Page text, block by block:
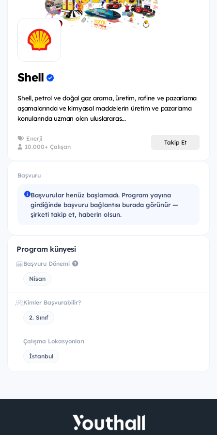
yer alabilirsin. Bunlarla beraber kişisel gelişim
yolculuğuna da değer katmayı hedeflediğimiz için;
liderlerimizle tea-talk oturumları, interaktif bir şekilde
yer alacağın kişisel gelişim seansları, global fırsat ve
deneyimlerin aktarılacağı oturumlar da Summer
Nasıl katılım gösterebilirsiniz?
Program katılımcısı olmak isteyen 1 ve 2.sınıf
arkadaşlarımız, İlkbahar döneminde Youthall
üzerinden başvuruda bulunabilir.
Shell
Shell, petrol ve doğal gaz arama, üretim, rafine ve pazarlama
aşamalarında ve kimyasal maddelerin üretim ve pazarlama
konularında uzman olan uluslararas...
Enerji
10.000+ Çalışan
Takip Et
Başvuru
Başvurular henüz başlamadı. Program yayına
girdiğinde başvuru bağlantısı burada görünür —
şirketi takip et, haberin olsun.
Program künyesi
Başvuru Dönemi
Nisan
Kimler Başvurabilir?
2. Sınıf
Çalışma Lokasyonları
İstanbul